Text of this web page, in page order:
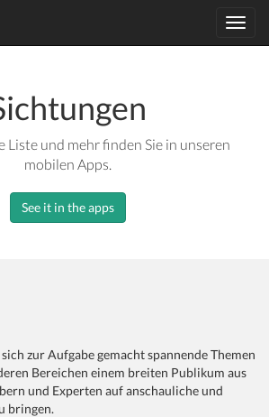
Liste und mehr finden Sie in unseren
mobilen Apps.
See it in the apps
zur Aufgabe gemacht spannende Themen
Bereichen einem breiten Publikum aus
und Experten auf anschauliche und
bringen.